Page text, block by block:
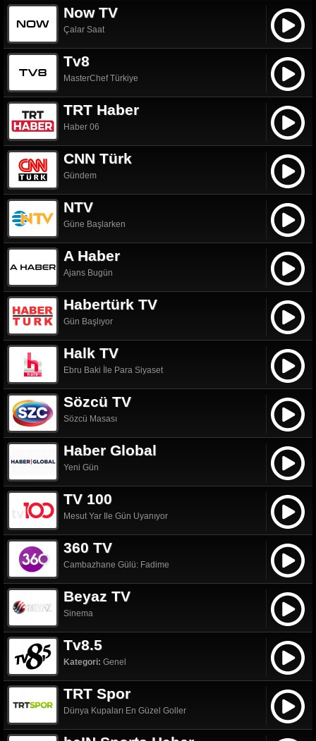
Now TV
Çalar Saat
Tv8
MasterChef Türkiye
TRT Haber
Haber 06
CNN Türk
Gündem
NTV
Güne Başlarken
A Haber
Ajans Bugün
Habertürk TV
Gün Başlıyor
Halk TV
Ebru Baki İle Para Siyaset
Sözcü TV
Sözcü Masası
Haber Global
Yeni Gün
TV 100
Mesut Yar Ile Gün Uyanıyor
360 TV
Cambazhane Gülü: Fadime
Beyaz TV
Sinema
Tv8.5
Kategori: Genel
TRT Spor
Dünya Kupaları En Güzel Goller